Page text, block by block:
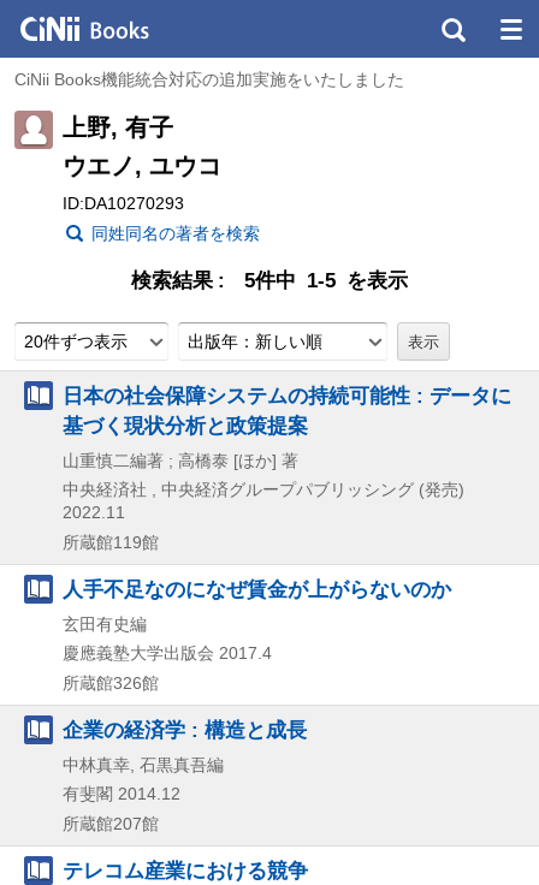
CiNii Books機能統合対応の追加実施をいたしました
上野, 有子
ウエノ, ユウコ
ID:DA10270293
同姓同名の著者を検索
検索結果 5件中 1-5 を表示
20件ずつ表示 出版年：新しい順
日本の社会保障システムの持続可能性 : データに
基づく現状分析と政策提案
山重慎二編著 ; 高橋泰 [ほか] 著
中央経済社 , 中央経済グループパブリッシング (発売)
2022.11
所蔵館119館
人手不足なのになぜ賃金が上がらないのか
玄田有史編
慶應義塾大学出版会 2017.4
所蔵館326館
企業の経済学 : 構造と成長
中林真幸, 石黒真吾編
有斐閣 2014.12
所蔵館207館
テレコム産業における競争